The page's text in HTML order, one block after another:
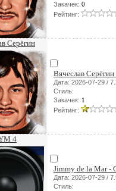
Закачек: 0
Рейтинг:
Серёгин
Вячеслав
Дата: 2026-07-29 /
Стиль:
Закачек: 1
Рейтинг:
4
Jimmy de la Mar -
Дата: 2026-07-29 /
Стиль: